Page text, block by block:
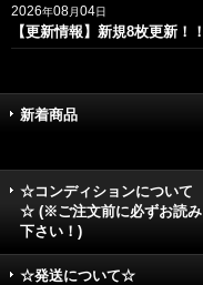
2026年08月04日
【更新情報】新規8枚更新！！
新着商品
☆コンディションについて
☆ (※ご注文前に必ずお読み
下さい！)
☆発送について☆